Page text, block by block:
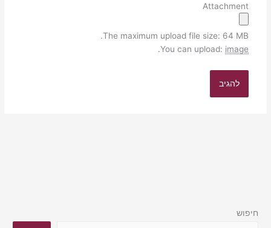
Attachment
The maximum upload file size: 64 MB.
You can upload: image
.
חיפוש